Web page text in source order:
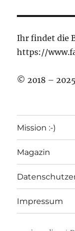
Ihr findet die
https://
© 2018 –
Mission :-)
Magazin
Impressum